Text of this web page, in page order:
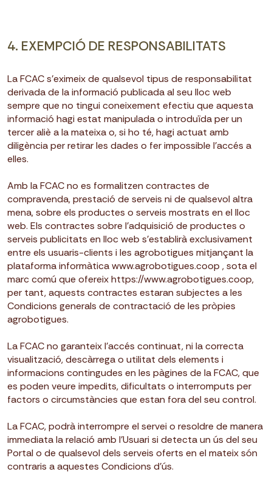
4. EXEMPCIÓ DE RESPONSABILITATS
La FCAC s’eximeix de qualsevol tipus de responsabilitat
derivada de la informació publicada al seu lloc web
sempre que no tingui coneixement efectiu que aquesta
informació hagi estat manipulada o introduïda per un
tercer aliè a la mateixa o, si ho té, hagi actuat amb
diligència per retirar les dades o fer impossible l’accés a
elles.
Amb la FCAC no es formalitzen contractes de
compravenda, prestació de serveis ni de qualsevol altra
mena, sobre els productes o serveis mostrats en el lloc
web. Els contractes sobre l’adquisició de productes o
serveis publicitats en lloc web s’establirà exclusivament
entre els usuaris-clients i les agrobotigues mitjançant la
plataforma informàtica www.agrobotigues.coop , sota el
marc comú que ofereix https://www.agrobotigues.coop,
per tant, aquests contractes estaran subjectes a les
Condicions generals de contractació de les pròpies
agrobotigues.
La FCAC no garanteix l’accés continuat, ni la correcta
visualització, descàrrega o utilitat dels elements i
informacions contingudes en les pàgines de la FCAC, que
es poden veure impedits, dificultats o interromputs per
factors o circumstàncies que estan fora del seu control.
La FCAC, podrà interrompre el servei o resoldre de manera
immediata la relació amb l’Usuari si detecta un ús del seu
Portal o de qualsevol dels serveis oferts en el mateix són
contraris a aquestes Condicions d’ús.